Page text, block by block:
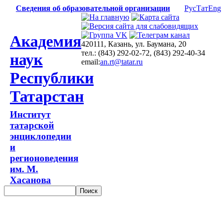
Сведения об образовательной организации РусТатEng
Академия
наук
Республики
Татарстан
Институт
татарской
энциклопедии
и
регионоведения
им. М.
Хасанова
420111, Казань, ул. Баумана, 20
тел.: (843) 292-02-72, (843) 292-40-34
email:an.rt@tatar.ru